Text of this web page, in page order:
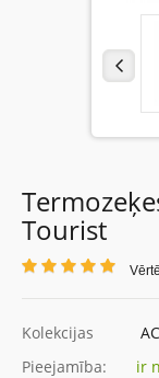
Tourist
Kolekcijas
Pieejamība:
ir